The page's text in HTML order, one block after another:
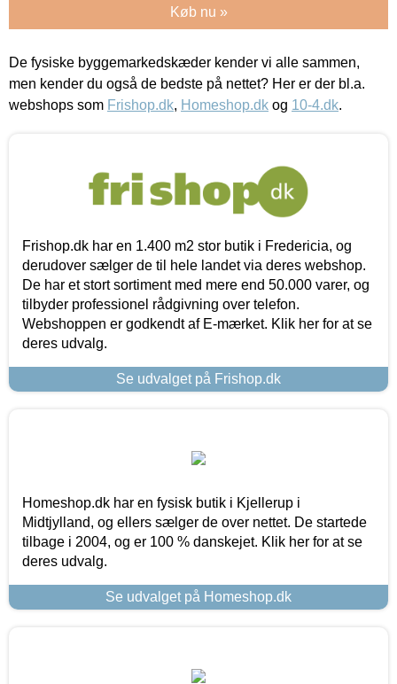
Køb nu »
De fysiske byggemarkedskæder kender vi alle sammen,
men kender du også de bedste på nettet? Her er der bl.a.
webshops som Frishop.dk, Homeshop.dk og 10-4.dk.
Frishop.dk har en 1.400 m2 stor butik i Fredericia, og
derudover sælger de til hele landet via deres webshop.
De har et stort sortiment med mere end 50.000 varer, og
tilbyder professionel rådgivning over telefon.
Webshoppen er godkendt af E-mærket. Klik her for at se
deres udvalg.
Se udvalget på Frishop.dk
Homeshop.dk har en fysisk butik i Kjellerup i
Midtjylland, og ellers sælger de over nettet. De startede
tilbage i 2004, og er 100 % danskejet. Klik her for at se
deres udvalg.
Se udvalget på Homeshop.dk